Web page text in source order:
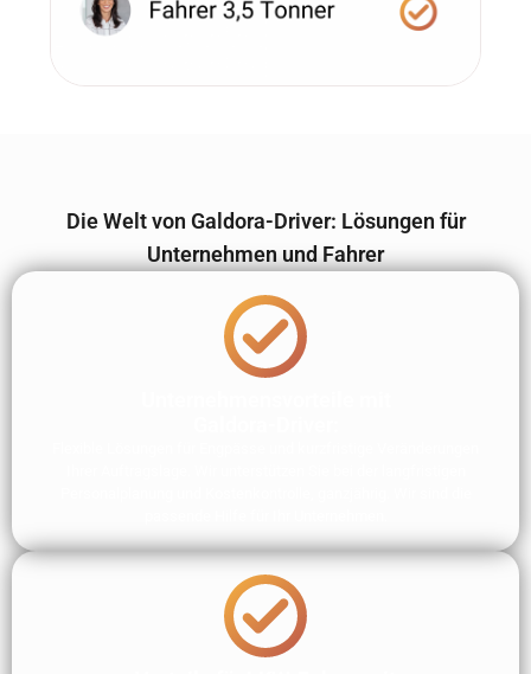
Die Welt von Galdora-Driver: Lösungen für
Unternehmen und Fahrer